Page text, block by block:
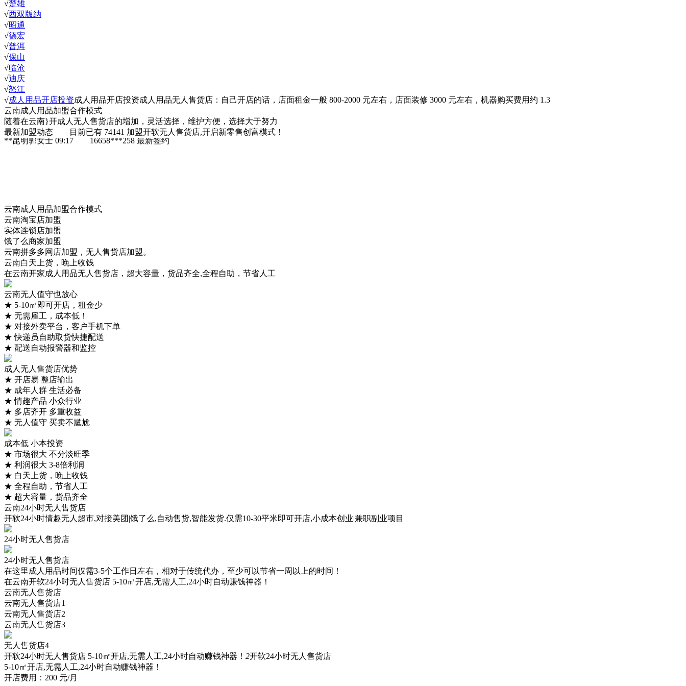
√楚雄
√西双版纳
√昭通
√德宏
√普洱
√保山
√临沧
√迪庆
√怒江
√成人用品开店投资成人用品开店投资成人用品无人售货店：自己开店的话，店面租金一般 800-2000 元左右，店面装修 3000 元左右，机器购买费用约 1.3
云南成人用品加盟合作模式
随着在云南}开成人无人售货店的增加，灵活选择，维护方便，选择大于努力
最新加盟动态
目前已有 74141 加盟开软无人售货店,开启新零售创富模式！
云南 **昆明郭女士 09:17 137
云南**昆明郭女士 09:17 18765***483
**昆明郭女士 09:17 13824***963
**昆明郭女士 09:17 15280***447
**昆明郭女士 09:17 13755***072最新签约
**昆明郭女士 09:17 16658***258
云南成人用品加盟合作模式
云南淘宝店加盟
实体连锁店加盟
饿了么商家加盟
云南拼多多网店加盟，无人售货店加盟。
云南白天上货，晚上收钱
在云南开家成人用品无人售货店，超大容量，货品齐全,全程自助，节省人工
云南无人值守也放心
★ 5-10㎡即可开店，租金少
★ 无需雇工，成本低！
★ 对接外卖平台，客户手机下单
★ 快递员自助取货快捷配送
★ 配送自动报警器和监控
成人无人售货店优势
★ 开店易 整店输出
★ 成年人群 生活必备
★ 情趣产品 小众行业
★ 多店齐开 多重收益
★ 无人值守 买卖不尴尬
成本低 小本投资
★ 市场很大 不分淡旺季
★ 利润很大 3-8倍利润
★ 白天上货，晚上收钱
★ 全程自助，节省人工
★ 超大容量，货品齐全
云南24小时无人售货店
开软24小时情趣无人超市,对接美团|饿了么,自动售货,智能发货.仅需10-30平米即可开店,小成本创业|兼职副业项目
24小时无人售货店
24小时无人售货店
在这里成人用品时间仅需3-5个工作日左右，相对于传统代办，至少可以节省一周以上的时间！
在云南开软24小时无人售货店 5-10㎡开店,无需人工,24小时自动赚钱神器！
云南无人售货店
云南无人售货店1
云南无人售货店2
云南无人售货店3
无人售货店4
开软24小时无人售货店 5-10㎡开店,无需人工,24小时自动赚钱神器！ 2开软24小时无人售货店
5-10㎡开店,无需人工,24小时自动赚钱神器！
开店费用： 200 元/月